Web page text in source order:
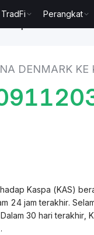
TradFi Perangkat
DENMARK KE
Kaspa (KAS)
24 jam terakhir.
30 hari terakhir,